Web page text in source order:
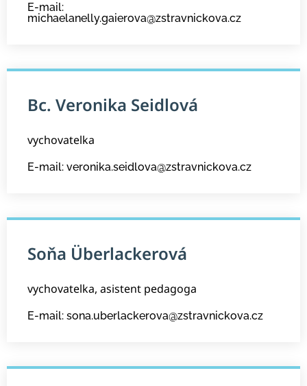
E-mail:
michaelanelly.gaierova@zstravnickova.cz
Bc. Veronika Seidlová
vychovatelka
E-mail: veronika.seidlova@zstravnickova.cz
Soňa Überlackerová
vychovatelka, asistent pedagoga
E-mail: sona.uberlackerova@zstravnickova.cz